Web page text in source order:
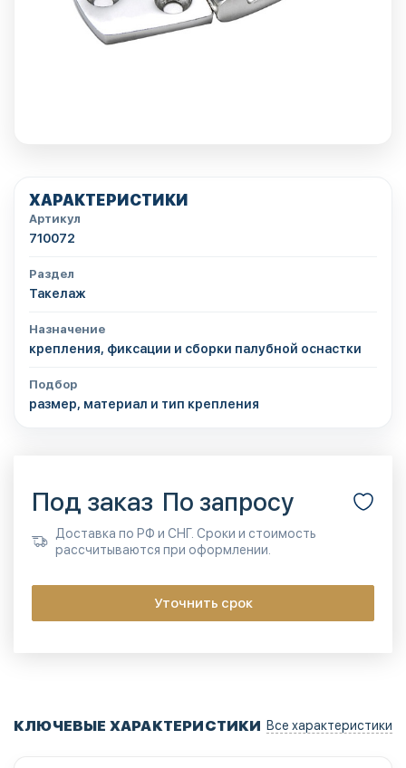
ХАРАКТЕРИСТИКИ
Артикул
710072
Раздел
Такелаж
Назначение
крепления, фиксации и сборки палубной оснастки
Подбор
размер, материал и тип крепления
Под заказ По запросу
Доставка по РФ и СНГ. Сроки и стоимость
рассчитываются при оформлении.
Уточнить срок
КЛЮЧЕВЫЕ ХАРАКТЕРИСТИКИ Все характеристики